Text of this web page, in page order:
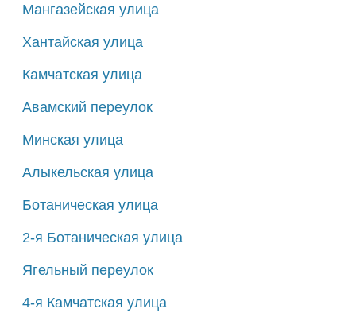
Мангазейская улица
Хантайская улица
Камчатская улица
Авамский переулок
Минская улица
Алыкельская улица
Ботаническая улица
2-я Ботаническая улица
Ягельный переулок
4-я Камчатская улица